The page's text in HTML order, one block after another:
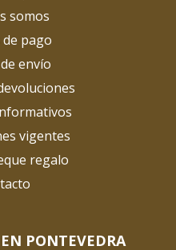
PONTEVEDRA
somos
de pago
envío
vigentes
regalo